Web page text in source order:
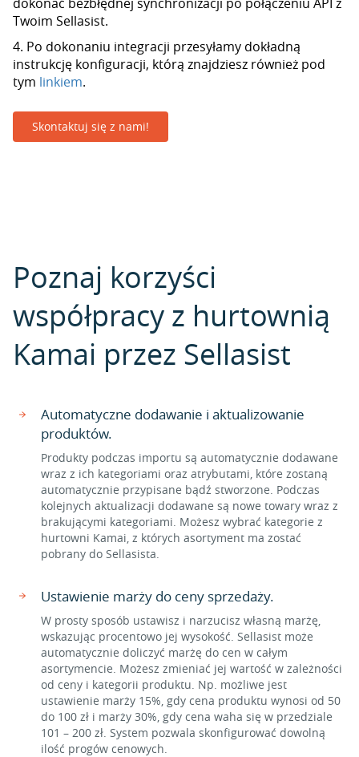
Twoim Sellasist.
4. Po dokonaniu integracji przesyłamy dokładną
instrukcję konfiguracji, którą znajdziesz również pod
tym linkiem.
Skontaktuj się z nami!
Poznaj korzyści
współpracy z hurtownią
Kamai przez Sellasist
Automatyczne dodawanie i aktualizowanie
produktów.
Produkty podczas importu są automatycznie dodawane
wraz z ich kategoriami oraz atrybutami, które zostaną
automatycznie przypisane bądź stworzone. Podczas
kolejnych aktualizacji dodawane są nowe towary wraz z
brakującymi kategoriami. Możesz wybrać kategorie z
hurtowni Kamai, z których asortyment ma zostać
pobrany do Sellasista.
Ustawienie marży do ceny sprzedaży.
W prosty sposób ustawisz i narzucisz własną marżę,
wskazując procentowo jej wysokość. Sellasist może
automatycznie doliczyć marżę do cen w całym
asortymencie. Możesz zmieniać jej wartość w zależności
od ceny i kategorii produktu. Np. możliwe jest
ustawienie marży 15%, gdy cena produktu wynosi od 50
do 100 zł i marży 30%, gdy cena waha się w przedziale
101 – 200 zł. System pozwala skonfigurować dowolną
ilość progów cenowych.